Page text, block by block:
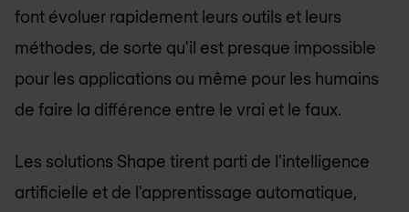
font évoluer rapidement leurs outils et leurs
méthodes, de sorte qu'il est presque impossible
pour les applications ou même pour les humains
de faire la différence entre le vrai et le faux.
Les solutions Shape tirent parti de l'intelligence
artificielle et de l'apprentissage automatique,